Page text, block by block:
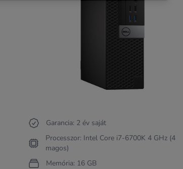
Garancia: 2 év saját
Processzor: Intel Core i7-6700K 4 GHz (4
magos)
Memória: 16 GB